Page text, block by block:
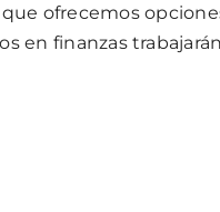
que ofrecemos
en finanzas